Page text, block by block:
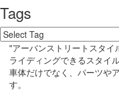
Tags
"アーバンストリートスタイ
ライディングできるスタイ
車体だけでなく、パーツや
す。